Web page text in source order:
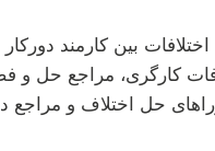
بین کارمند دورکار
کارگری، مراجع حل و
حل اختلاف و مراجع